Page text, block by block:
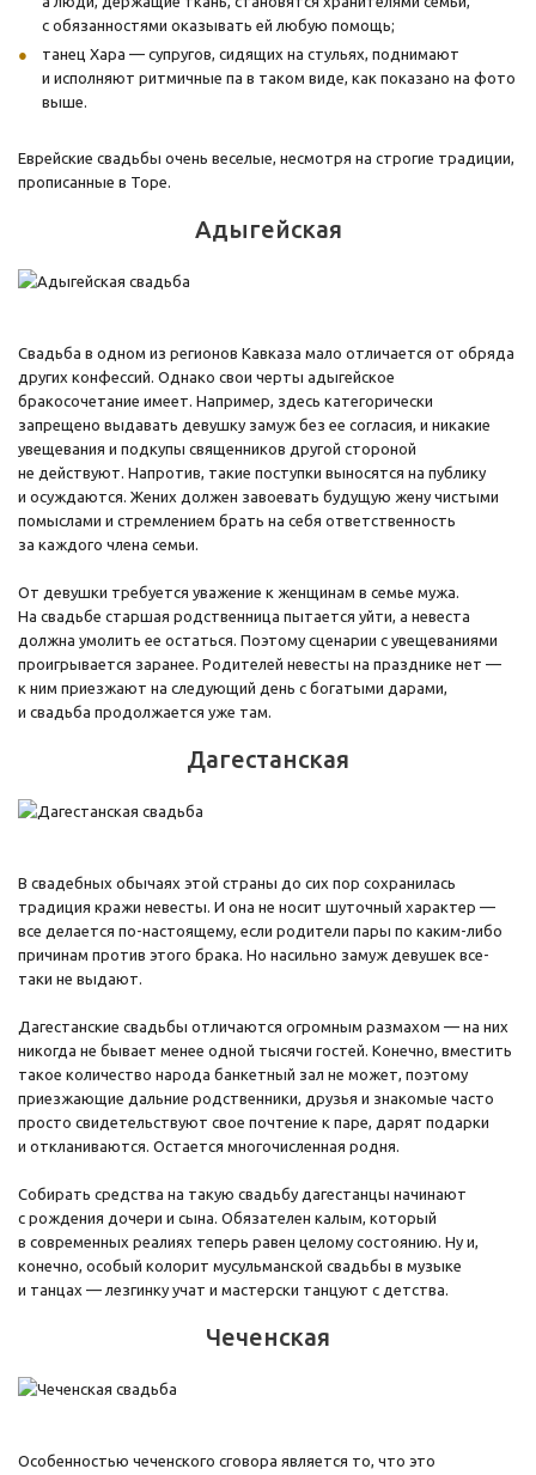
с обязанностями оказывать ей любую помощь;
танец Хара — супругов, сидящих на стульях, поднимают
и исполняют ритмичные па в таком виде, как показано на фото
выше.
Еврейские свадьбы очень веселые, несмотря на строгие традиции,
прописанные в Торе.
Адыгейская
Свадьба в одном из регионов Кавказа мало отличается от обряда
других конфессий. Однако свои черты адыгейское
бракосочетание имеет. Например, здесь категорически
запрещено выдавать девушку замуж без ее согласия, и никакие
увещевания и подкупы священников другой стороной
не действуют. Напротив, такие поступки выносятся на публику
и осуждаются. Жених должен завоевать будущую жену чистыми
помыслами и стремлением брать на себя ответственность
за каждого члена семьи.
От девушки требуется уважение к женщинам в семье мужа.
На свадьбе старшая родственница пытается уйти, а невеста
должна умолить ее остаться. Поэтому сценарии с увещеваниями
проигрывается заранее. Родителей невесты на празднике нет —
к ним приезжают на следующий день с богатыми дарами,
и свадьба продолжается уже там.
Дагестанская
В свадебных обычаях этой страны до сих пор сохранилась
традиция кражи невесты. И она не носит шуточный характер —
все делается по-настоящему, если родители пары по каким-либо
причинам против этого брака. Но насильно замуж девушек все-
таки не выдают.
Дагестанские свадьбы отличаются огромным размахом — на них
никогда не бывает менее одной тысячи гостей. Конечно, вместить
такое количество народа банкетный зал не может, поэтому
приезжающие дальние родственники, друзья и знакомые часто
просто свидетельствуют свое почтение к паре, дарят подарки
и откланиваются. Остается многочисленная родня.
Собирать средства на такую свадьбу дагестанцы начинают
с рождения дочери и сына. Обязателен калым, который
в современных реалиях теперь равен целому состоянию. Ну и,
конечно, особый колорит мусульманской свадьбы в музыке
и танцах — лезгинку учат и мастерски танцуют с детства.
Чеченская
Особенностью чеченского сговора является то, что это